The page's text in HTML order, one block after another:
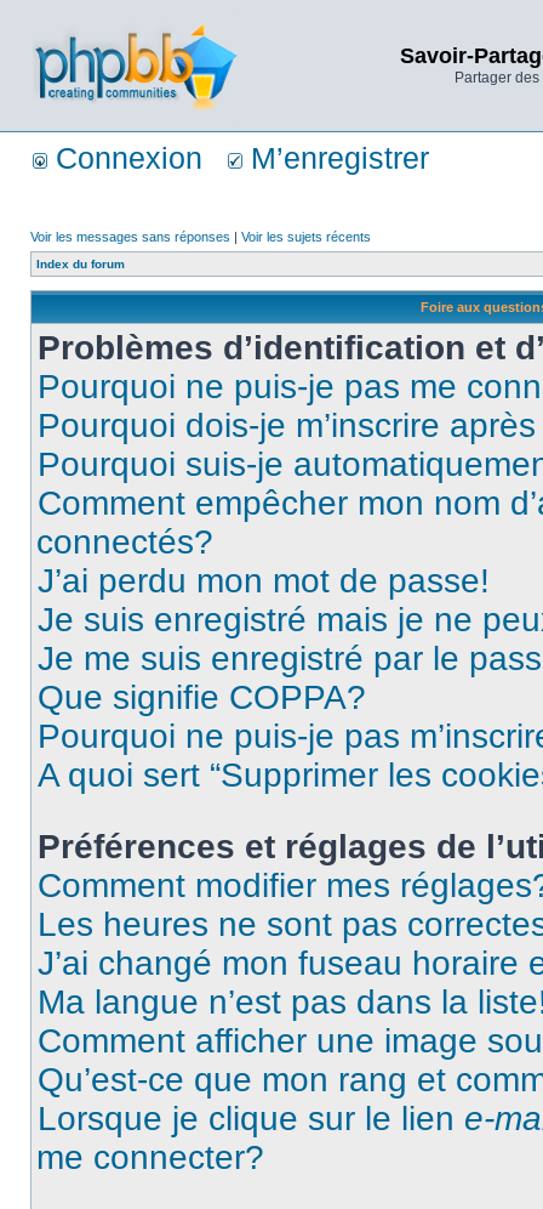
Savoir-
Partager
Connexion M’enregistrer
Voir les messages sans réponses | Voir les sujets récents
Index du forum
Foire aux
Problèmes d’identification et
Pourquoi ne puis-je pas me
Pourquoi dois-je m’inscrire
Pourquoi suis-je
Comment empêcher mon nom
connectés?
J’ai perdu mon mot de passe!
Je suis enregistré mais je ne
Je me suis enregistré par le
Que signifie COPPA?
Pourquoi ne puis-je pas
A quoi sert “Supprimer les
Préférences et réglages de
Comment modifier mes
Les heures ne sont pas
J’ai changé mon fuseau horaire
Ma langue n’est pas dans la
Comment afficher une image
Qu’est-ce que mon rang et
Lorsque je clique sur le lien e-
me connecter?